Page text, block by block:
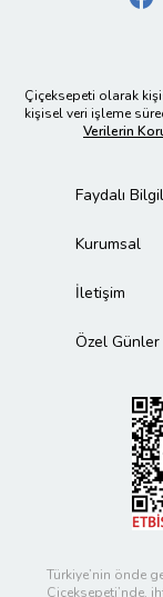
Çiçeksepeti olarak
kişisel veri işleme
Verilerin
Faydalı
Kurumsal
İletişim
Özel Günler
Türkiye’nin önde
Çiçeksepeti’nde,